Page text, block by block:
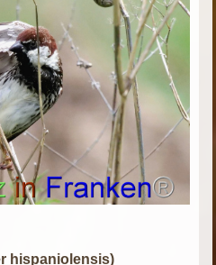
hispaniolensis)